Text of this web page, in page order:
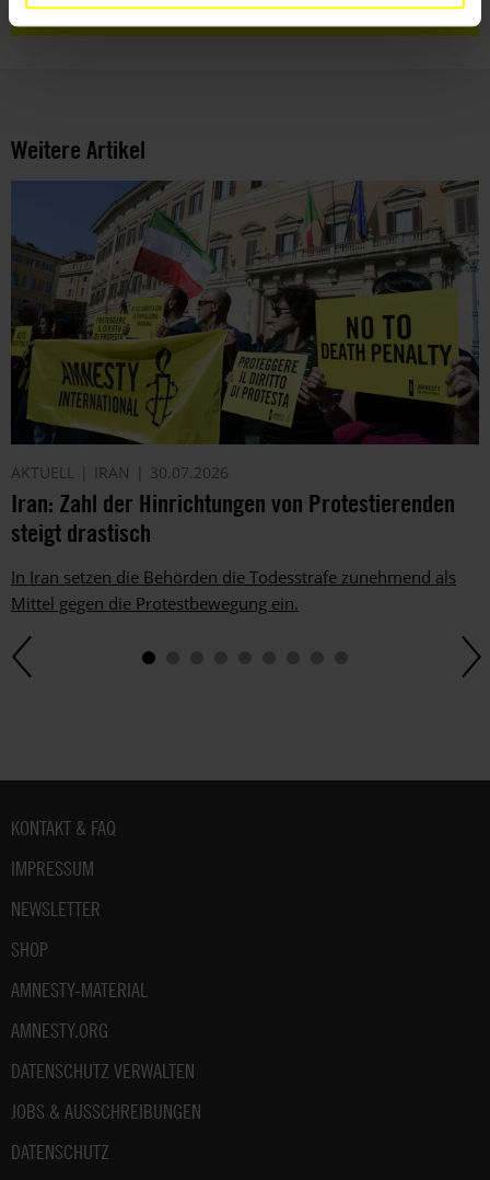
Weitere Artikel
AKTUELL IRAN 30.07.2026
Iran: Zahl der Hinrichtungen von Protestierenden
steigt drastisch
In Iran setzen die Behörden die Todesstrafe zunehmend als
Mittel gegen die Protestbewegung ein.
Fußbereich
KONTAKT & FAQ
IMPRESSUM
NEWSLETTER
SHOP
AMNESTY-MATERIAL
AMNESTY.ORG
DATENSCHUTZ VERWALTEN
JOBS & AUSSCHREIBUNGEN
DATENSCHUTZ